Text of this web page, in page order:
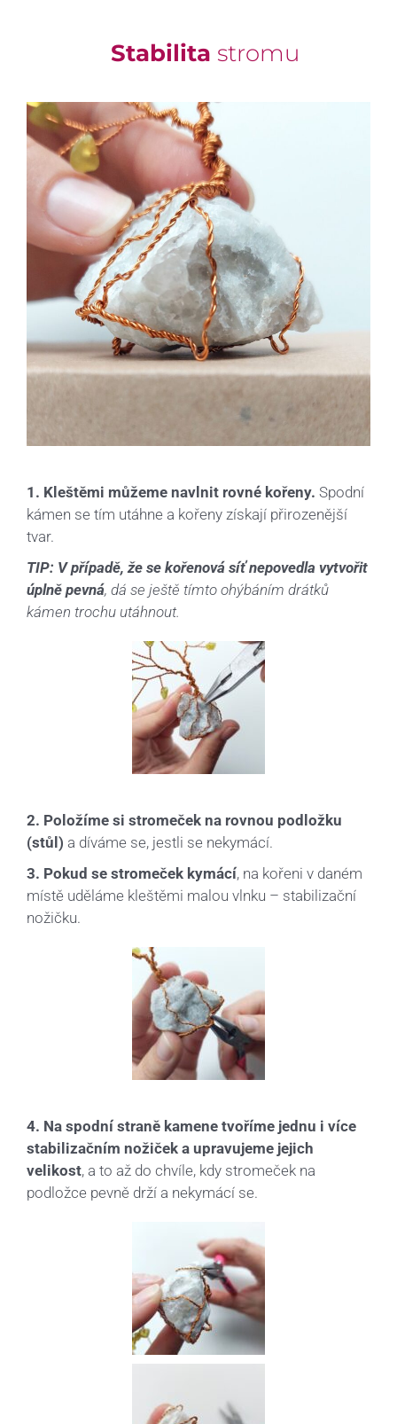
Stabilita stromu
1. Kleštěmi můžeme navlnit rovné kořeny. Spodní
kámen se tím utáhne a kořeny získají přirozenější
tvar.
TIP: V případě, že se kořenová síť nepovedla vytvořit
úplně pevná, dá se ještě tímto ohýbáním drátků
kámen trochu utáhnout.
2. Položíme si stromeček na rovnou podložku
(stůl) a díváme se, jestli se nekymácí.
3. Pokud se stromeček kymácí, na kořeni v daném
místě uděláme kleštěmi malou vlnku – stabilizační
nožičku.
4. Na spodní straně kamene tvoříme jednu i více
stabilizačním nožiček a upravujeme jejich
velikost, a to až do chvíle, kdy stromeček na
podložce pevně drží a nekymácí se.